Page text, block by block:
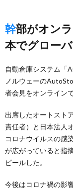
幹部がオンライン会見で説明、21年は日
本でグロー
自動倉庫システム「
ノルウェーの
者会見をオンライン
出席したオートスト
責任者）と日本法人
コロナウイルスの感
が広がっていると指
ピールした。
今後はコロナ禍の影